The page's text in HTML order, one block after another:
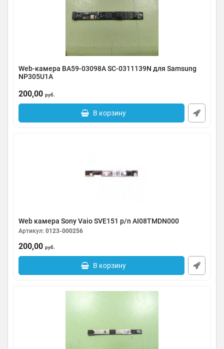
Web-камера BA59-03098A SC-0311139N для Samsung
NP305U1A
200,00 руб.
В корзину
Web камера Sony Vaio SVE151 p/n AI08TMDN000
Артикул: 0123-000256
200,00 руб.
В корзину